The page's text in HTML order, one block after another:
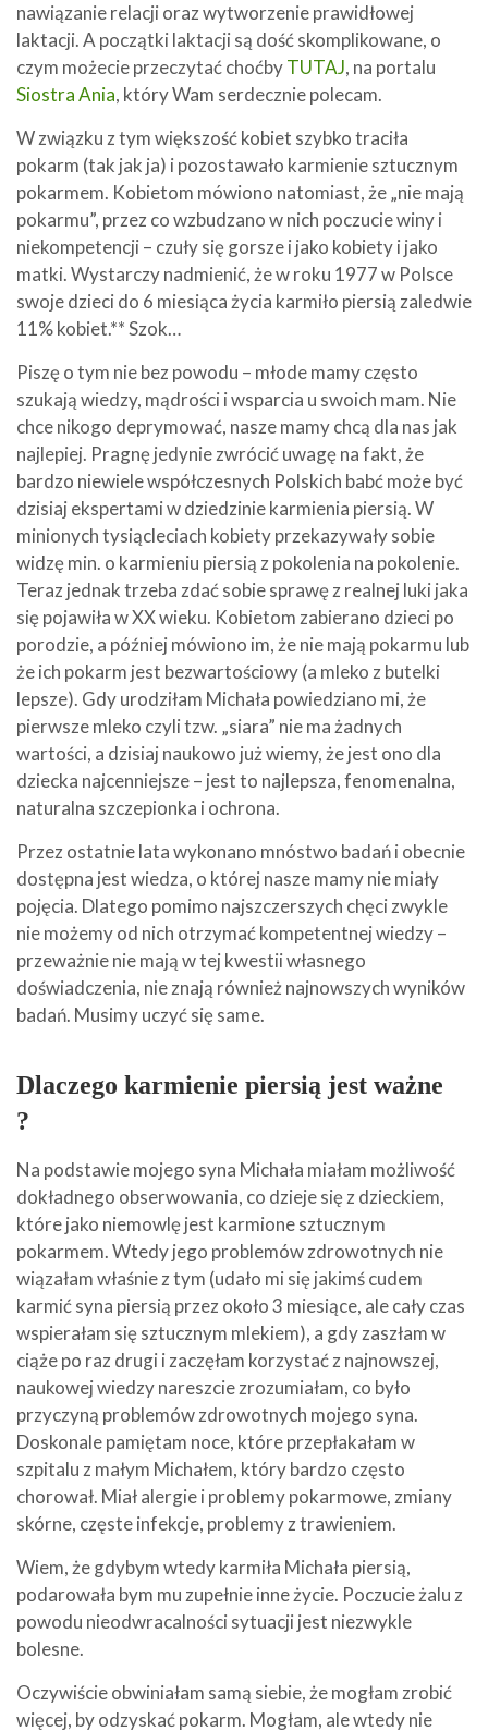
nawiązanie relacji oraz wytworzenie prawidłowej
laktacji. A początki laktacji są dość skomplikowane, o
czym możecie przeczytać choćbyTUTAJ, na portalu
Siostra Ania, który Wam serdecznie polecam.
W związku z tym większość kobiet szybko traciła
pokarm (tak jak ja) i pozostawało karmienie sztucznym
pokarmem. Kobietom mówiono natomiast, że „nie mają
pokarmu”, przez co wzbudzano w nich poczucie winy i
niekompetencji – czuły się gorsze i jako kobiety i jako
matki. Wystarczy nadmienić, że w roku 1977 w Polsce
swoje dzieci do 6 miesiąca życia karmiło piersią zaledwie
11% kobiet.** Szok…
Piszę o tym nie bez powodu – młode mamy często
szukają wiedzy, mądrości i wsparcia u swoich mam. Nie
chce nikogo deprymować, nasze mamy chcą dla nas jak
najlepiej. Pragnę jedynie zwrócić uwagę na fakt, że
bardzo niewiele współczesnych Polskich babć może być
dzisiaj ekspertami w dziedzinie karmienia piersią. W
minionych tysiącleciach kobiety przekazywały sobie
widzę min. o karmieniu piersią z pokolenia na pokolenie.
Teraz jednak trzeba zdać sobie sprawę z realnej luki jaka
się pojawiła w XX wieku. Kobietom zabierano dzieci po
porodzie, a później mówiono im, że nie mają pokarmu lub
że ich pokarm jest bezwartościowy (a mleko z butelki
lepsze). Gdy urodziłam Michała powiedziano mi, że
pierwsze mleko czyli tzw. „siara” nie ma żadnych
wartości, a dzisiaj naukowo już wiemy, że jest ono dla
dziecka najcenniejsze – jest to najlepsza, fenomenalna,
naturalna szczepionka i ochrona.
Przez ostatnie lata wykonano mnóstwo badań i obecnie
dostępna jest wiedza, o której nasze mamy nie miały
pojęcia. Dlatego pomimo najszczerszych chęci zwykle
nie możemy od nich otrzymać kompetentnej wiedzy –
przeważnie nie mają w tej kwestii własnego
doświadczenia, nie znają również najnowszych wyników
badań. Musimy uczyć się same.
Dlaczego karmienie piersią jest ważne
?
Na podstawie mojego syna Michała miałam możliwość
dokładnego obserwowania, co dzieje się z dzieckiem,
które jako niemowlę jest karmione sztucznym
pokarmem. Wtedy jego problemów zdrowotnych nie
wiązałam właśnie z tym (udało mi się jakimś cudem
karmić syna piersią przez około 3 miesiące, ale cały czas
wspierałam się sztucznym mlekiem), a gdy zaszłam w
ciąże po raz drugi i zaczęłam korzystać z najnowszej,
naukowej wiedzy nareszcie zrozumiałam, co było
przyczyną problemów zdrowotnych mojego syna.
Doskonale pamiętam noce, które przepłakałam w
szpitalu z małym Michałem, który bardzo często
chorował. Miał alergie i problemy pokarmowe, zmiany
skórne, częste infekcje, problemy z trawieniem.
Wiem, że gdybym wtedy karmiła Michała piersią,
podarowała bym mu zupełnie inne życie. Poczucie żalu z
powodu nieodwracalności sytuacji jest niezwykle
bolesne.
Oczywiście obwiniałam samą siebie, że mogłam zrobić
więcej, by odzyskać pokarm. Mogłam, ale wtedy nie